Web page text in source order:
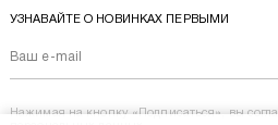
УЗНАВАЙТЕ О НОВИНКАХ ПЕРВЫМИ
Нажимая на кнопку «Подписаться», вы